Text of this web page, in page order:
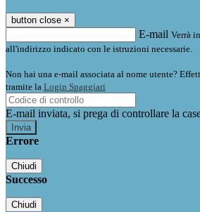
button close ×
E-mail Verrà
all'indirizzo indicato con le istruzioni necessarie.
Non hai una e-mail associata al nome utente?
tramite la Login Spaggiari
E-mail inviata, si prega di controllare la
Errore
Chiudi
Successo
Chiudi